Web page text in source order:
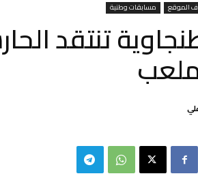
الموقع مسابقات وطنية
تنتقد